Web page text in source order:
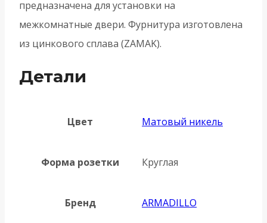
предназначена для установки на
межкомнатные двери. Фурнитура изготовлена
из цинкового сплава (ZAMAK).
Детали
Цвет Матовый никель
Форма розетки Круглая
Бренд ARMADILLO